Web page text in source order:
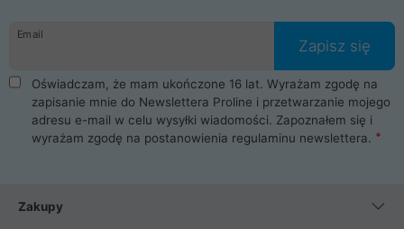
Email
Zapisz się
Oświadczam, że mam ukończone 16 lat. Wyrażam zgodę na
zapisanie mnie do Newslettera Proline i przetwarzanie mojego
adresu e-mail w celu wysyłki wiadomości. Zapoznałem się i
wyrażam zgodę na postanowienia regulaminu newslettera.
Zakupy